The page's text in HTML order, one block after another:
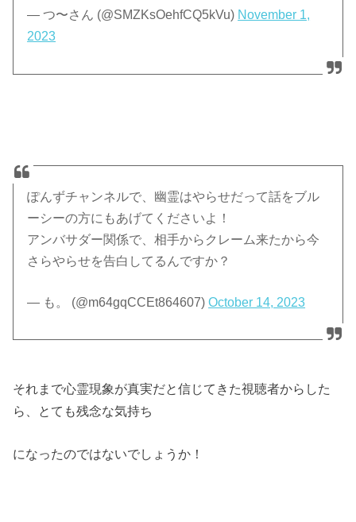
— つ〜さん (@SMZKsOehfCQ5kVu) November 1,
2023
ぽんずチャンネルで、幽霊はやらせだって話をブル
ーシーの方にもあげてくださいよ！
アンバサダー関係で、相手からクレーム来たから今
さらやらせを告白してるんですか？
— も。 (@m64gqCCEt864607)October 14, 2023
それまで心霊現象が真実だと信じてきた視聴者からした
ら、とても残念な気持ち
になったのではないでしょうか！